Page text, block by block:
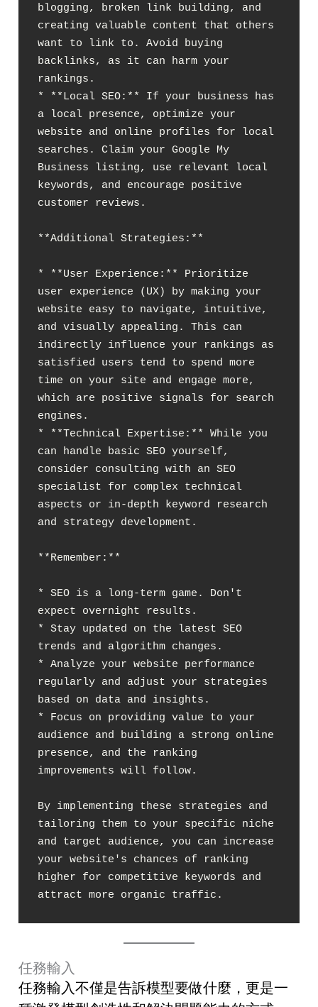
blogging, broken link building, and
creating valuable content that others
want to link to. Avoid buying
backlinks, as it can harm your
rankings.
* **Local SEO:** If your business has
a local presence, optimize your
website and online profiles for local
searches. Claim your Google My
Business listing, use relevant local
keywords, and encourage positive
customer reviews.
**Additional Strategies:**
* **User Experience:** Prioritize
user experience (UX) by making your
website easy to navigate, intuitive,
and visually appealing. This can
indirectly influence your rankings as
satisfied users tend to spend more
time on your site and engage more,
which are positive signals for search
engines.
* **Technical Expertise:** While you
can handle basic SEO yourself,
consider consulting with an SEO
specialist for complex technical
aspects or in-depth keyword research
and strategy development.
**Remember:**
* SEO is a long-term game. Don't
expect overnight results.
* Stay updated on the latest SEO
trends and algorithm changes.
* Analyze your website performance
regularly and adjust your strategies
based on data and insights.
* Focus on providing value to your
audience and building a strong online
presence, and the ranking
improvements will follow.
By implementing these strategies and
tailoring them to your specific niche
and target audience, you can increase
your website's chances of ranking
higher for competitive keywords and
attract more organic traffic.
任務輸入
任務輸入不僅是告訴模型要做什麼，更是一